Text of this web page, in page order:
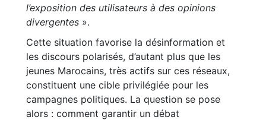
l’exposition des utilisateurs à des opinions
divergentes ».
Cette situation favorise la désinformation et
les discours polarisés, d’autant plus que les
jeunes Marocains, très actifs sur ces réseaux,
constituent une cible privilégiée pour les
campagnes politiques. La question se pose
alors : comment garantir un débat